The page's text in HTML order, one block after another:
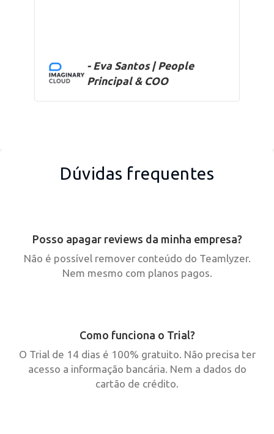
- Eva Santos | People
Principal & COO
Dúvidas frequentes
Posso apagar reviews da minha empresa?
Não é possível remover conteúdo do Teamlyzer.
Nem mesmo com planos pagos.
Como funciona o Trial?
O Trial de 14 dias é 100% gratuito. Não precisa ter
acesso a informação bancária. Nem a dados do
cartão de crédito.